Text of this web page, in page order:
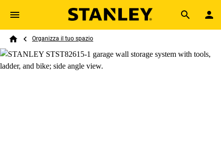
Skip to main content
Search
Breadcrumb
Organizza il tuo spazio